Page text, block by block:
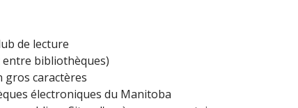
de lecture
entre bibliothèques)
gros caractères
électroniques du Manitoba